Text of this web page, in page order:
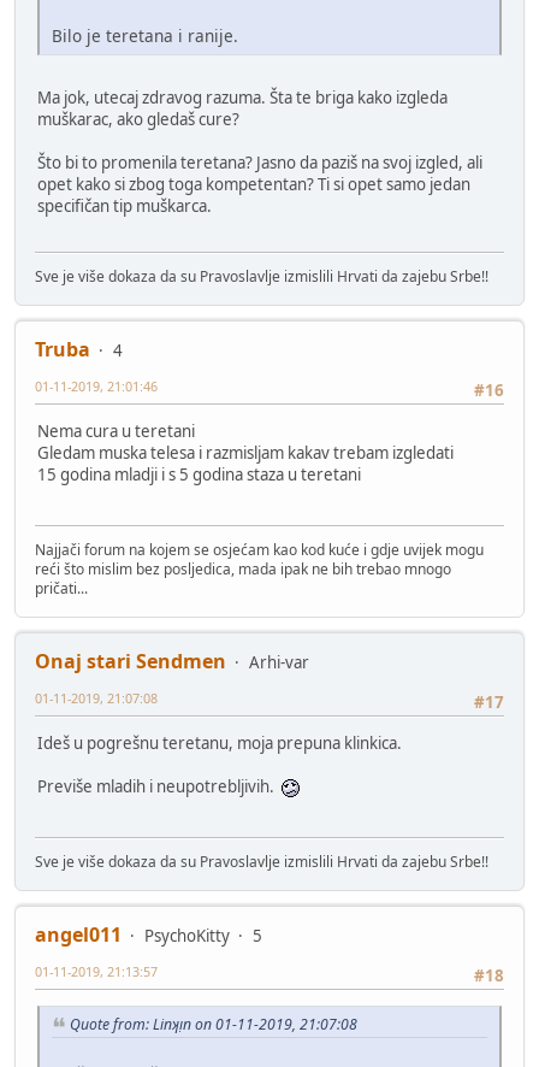
Bilo je teretana i ranije.
Ma jok, utecaj zdravog razuma. Šta te briga kako izgleda
muškarac, ako gledaš cure?
Što bi to promenila teretana? Jasno da paziš na svoj izgled, ali
opet kako si zbog toga kompetentan? Ti si opet samo jedan
specifičan tip muškarca.
Sve je više dokaza da su Pravoslavlje izmislili Hrvati da zajebu Srbe!!
Truba
4
#16
01-11-2019, 21:01:46
Nema cura u teretani
Gledam muska telesa i razmisljam kakav trebam izgledati
15 godina mladji i s 5 godina staza u teretani
Najjači forum na kojem se osjećam kao kod kuće i gdje uvijek mogu
reći što mislim bez posljedica, mada ipak ne bih trebao mnogo
pričati...
Onaj stari Sendmen
Arhi-var
#17
01-11-2019, 21:07:08
Ideš u pogrešnu teretanu, moja prepuna klinkica.
Previše mladih i neupotrebljivih.
Sve je više dokaza da su Pravoslavlje izmislili Hrvati da zajebu Srbe!!
angel011 PsychoKitty
5
#18
01-11-2019, 21:13:57
Quote from: Linʞᴉn on 01-11-2019, 21:07:08